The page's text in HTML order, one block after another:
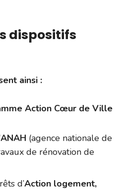
dispositifs
ainsi :
Action Cœur de Ville
ANAH (agence nationale de
de rénovation de
d’Action logement,